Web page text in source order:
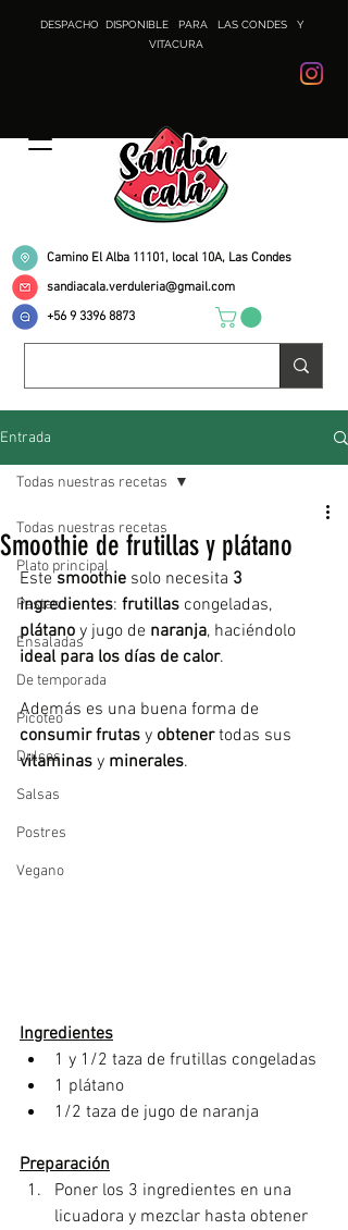
DESPACHO DISPONIBLE PARA LAS CONDES Y
VITACURA
+56 9 3396 8873
Camino El Alba 11101, local 10A, Las Condes
sandiacala.verduleria@gmail.com
Entrada
Todas nuestras recetas
Plato principal
Pastas
Ensaladas
De temporada
Picoteo
Dulces
Salsas
Postres
Vegano
Todas nuestras recetas
Smoothie de frutillas y plátano
Este smoothie solo necesita 3
ingredientes: frutillas congeladas,
plátano y jugo de naranja, haciéndolo
ideal para los días de calor.
Además es una buena forma de
consumir frutas y obtener todas sus
vitaminas y minerales.
Ingredientes
1 y 1/2 taza de frutillas congeladas
1 plátano
1/2 taza de jugo de naranja
Preparación
Poner los 3 ingredientes en una
licuadora y mezclar hasta obtener